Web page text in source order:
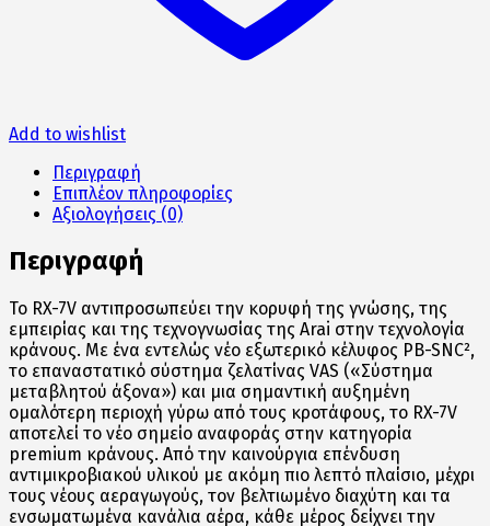
Add to wishlist
Περιγραφή
Επιπλέον πληροφορίες
Αξιολογήσεις (0)
Περιγραφή
Το RX-7V αντιπροσωπεύει την κορυφή της γνώσης, της
εμπειρίας και της τεχνογνωσίας της Arai στην τεχνολογία
κράνους. Με ένα εντελώς νέο εξωτερικό κέλυφος PB-SNC²,
το επαναστατικό σύστημα ζελατίνας VAS («Σύστημα
μεταβλητού άξονα») και μια σημαντική αυξημένη
ομαλότερη περιοχή γύρω από τους κροτάφους, το RX-7V
αποτελεί το νέο σημείο αναφοράς στην κατηγορία
premium κράνους. Από την καινούργια επένδυση
αντιμικροβιακού υλικού με ακόμη πιο λεπτό πλαίσιο, μέχρι
τους νέους αεραγωγούς, τον βελτιωμένο διαχύτη και τα
ενσωματωμένα κανάλια αέρα, κάθε μέρος δείχνει την